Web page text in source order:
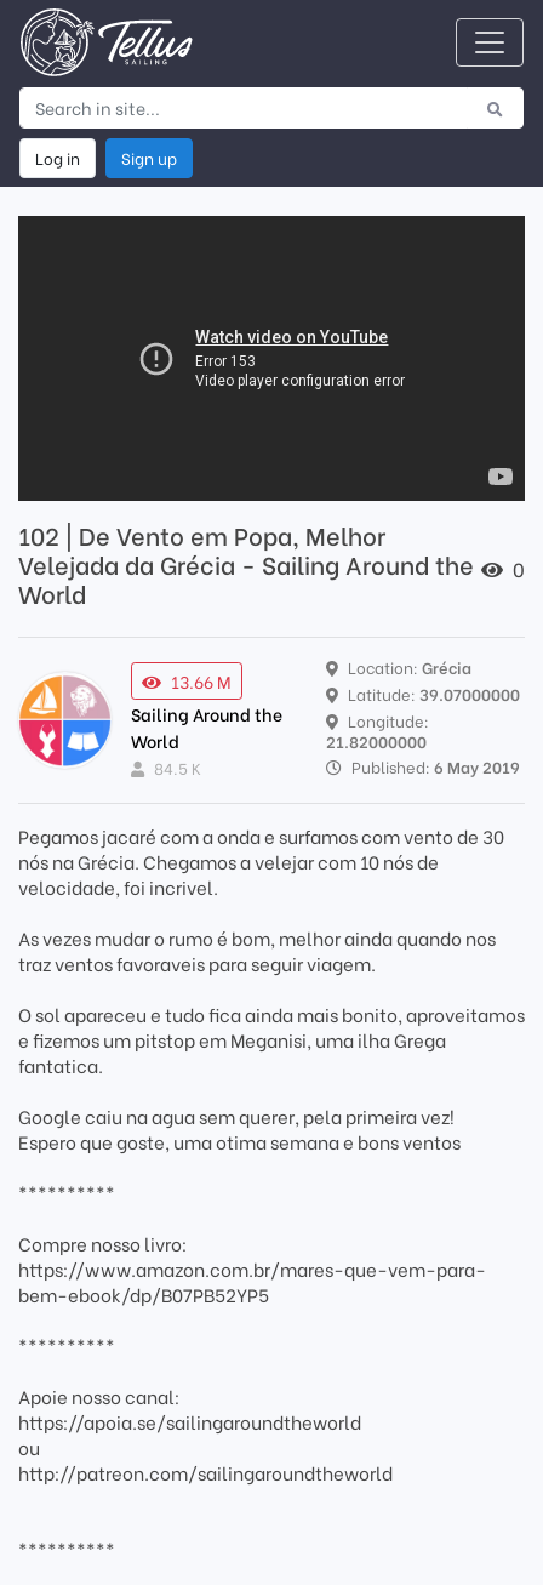
Log in Sign up
102 | De Vento em Popa, Melhor
Velejada da Grécia - Sailing Around the
World
0
13.66 M
Sailing Around the
World
84.5 K
Location: Grécia
Latitude: 39.07000000
Longitude:
21.82000000
Published: 6 May 2019
Pegamos jacaré com a onda e surfamos com vento de 30
nós na Grécia. Chegamos a velejar com 10 nós de
velocidade, foi incrivel.
As vezes mudar o rumo é bom, melhor ainda quando nos
traz ventos favoraveis para seguir viagem.
O sol apareceu e tudo fica ainda mais bonito, aproveitamos
e fizemos um pitstop em Meganisi, uma ilha Grega
fantatica.
Google caiu na agua sem querer, pela primeira vez!
Espero que goste, uma otima semana e bons ventos
**********
Compre nosso livro:
https://www.amazon.com.br/mares-que-vem-para-
bem-ebook/dp/B07PB52YP5
**********
Apoie nosso canal:
https://apoia.se/sailingaroundtheworld
ou
http://patreon.com/sailingaroundtheworld
**********